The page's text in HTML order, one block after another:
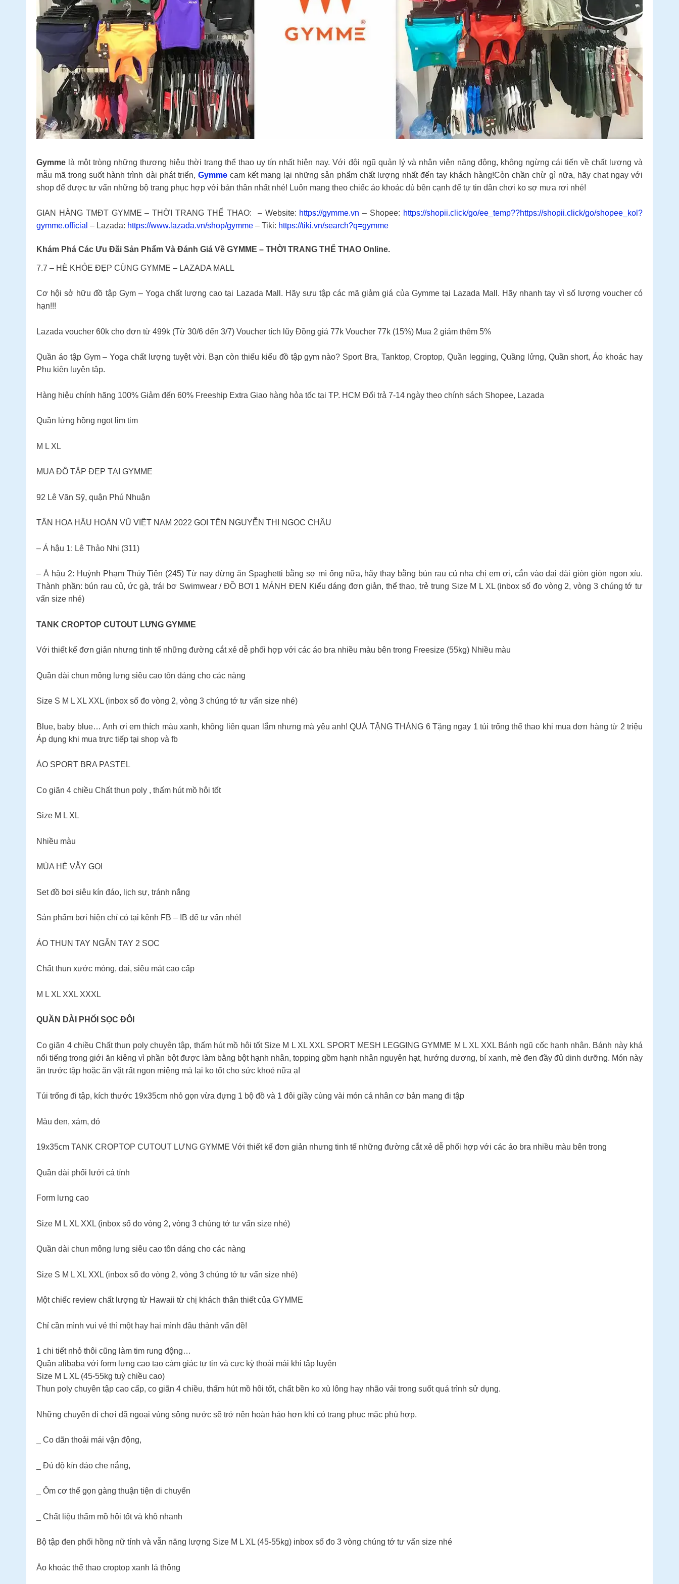
Gymme là một tròng những thương hiệu thời trang thể thao uy tín nhất hiện nay. Với đội ngũ quản lý và nhân viên năng động, không ngừng cái tiến về chất lượng và
mẫu mã trong suốt hành trình dài phát triển, Gymmecam kết mang lại những sản phẩm chất lượng nhất đến tay khách hàng!Còn chần chừ gì nữa, hãy chat ngay với
shop để được tư vấn những bộ trang phục hợp với bản thân nhất nhé! Luôn mang theo chiếc áo khoác dù bên cạnh để tự tin dân chơi ko sợ mưa rơi nhé!
GIAN HÀNG TMĐT GYMME – THỜI TRANG THỂ THAO: – Website: https://gymme.vn – Shopee: https://shopii.click/go/ee_temp??https://shopii.click/go/shopee_kol?
gymme.official – Lazada: https://www.lazada.vn/shop/gymme – Tiki: https://tiki.vn/search?q=gymme
Khám Phá Các Ưu Đãi Sản Phẩm Và Đánh Giá Về GYMME – THỜI TRANG THỂ THAO Online.
7.7 – HÈ KHỎE ĐẸP CÙNG GYMME – LAZADA MALL
Cơ hội sở hữu đồ tập Gym – Yoga chất lượng cao tại Lazada Mall. Hãy sưu tập các mã giảm giá của Gymme tại Lazada Mall. Hãy nhanh tay vì số lượng voucher có
hạn!!!
Lazada voucher 60k cho đơn từ 499k (Từ 30/6 đến 3/7) Voucher tích lũy Đồng giá 77k Voucher 77k (15%) Mua 2 giảm thêm 5%
Quần áo tập Gym – Yoga chất lượng tuyệt vời. Bạn còn thiếu kiểu đồ tập gym nào? Sport Bra, Tanktop, Croptop, Quần legging, Quầng lửng, Quần short, Áo khoác hay
Phụ kiện luyện tập.
Hàng hiệu chính hãng 100% Giảm đến 60% Freeship Extra Giao hàng hỏa tốc tại TP. HCM Đổi trả 7-14 ngày theo chính sách Shopee, Lazada
Quần lửng hồng ngọt lịm tim
M L XL
MUA ĐỒ TẬP ĐẸP TẠI GYMME
92 Lê Văn Sỹ, quận Phú Nhuận
TÂN HOA HẬU HOÀN VŨ VIỆT NAM 2022 GỌI TÊN NGUYỄN THỊ NGỌC CHÂU
– Á hậu 1: Lê Thảo Nhi (311)
– Á hậu 2: Huỳnh Phạm Thủy Tiên (245) Từ nay đừng ăn Spaghetti bằng sợ mì ống nữa, hãy thay bằng bún rau củ nha chị em ơi, cắn vào dai dài giòn giòn ngon xỉu.
Thành phần: bún rau củ, ức gà, trái bơ Swimwear / ĐỒ BƠI 1 MẢNH ĐEN Kiểu dáng đơn giản, thể thao, trẻ trung Size M L XL (inbox số đo vòng 2, vòng 3 chúng tớ tư
vấn size nhé)
TANK CROPTOP CUTOUT LƯNG GYMME
Với thiết kế đơn giản nhưng tinh tế những đường cắt xẻ dễ phối hợp với các áo bra nhiều màu bên trong Freesize (55kg) Nhiều màu
Quần dài chun mông lưng siêu cao tôn dáng cho các nàng
Size S M L XL XXL (inbox số đo vòng 2, vòng 3 chúng tớ tư vấn size nhé)
Blue, baby blue… Anh ơi em thích màu xanh, không liên quan lắm nhưng mà yêu anh! QUÀ TẶNG THÁNG 6 Tặng ngay 1 túi trống thể thao khi mua đơn hàng từ 2 triệu
Áp dụng khi mua trực tiếp tại shop và fb
ÁO SPORT BRA PASTEL
Co giãn 4 chiều Chất thun poly , thấm hút mồ hôi tốt
Size M L XL
Nhiều màu
MÙA HÈ VẪY GỌI
Set đồ bơi siêu kín đáo, lịch sự, tránh nắng
Sản phẩm bơi hiện chỉ có tại kênh FB – IB để tư vấn nhé!
ÁO THUN TAY NGẮN TAY 2 SỌC
Chất thun xước mỏng, dai, siêu mát cao cấp
M L XL XXL XXXL
QUẦN DÀI PHỐI SỌC ĐÔI
Co giãn 4 chiều Chất thun poly chuyên tập, thấm hút mồ hôi tốt Size M L XL XXL SPORT MESH LEGGING GYMME M L XL XXL Bánh ngũ cốc hạnh nhân. Bánh này khá
nổi tiếng trong giới ăn kiêng vì phần bột được làm bằng bột hạnh nhân, topping gồm hạnh nhân nguyên hạt, hướng dương, bí xanh, mè đen đầy đủ dinh dưỡng. Món này
ăn trước tập hoặc ăn vặt rất ngon miệng mà lại ko tốt cho sức khoẻ nữa ạ!
Túi trống đi tập, kích thước 19x35cm nhỏ gọn vừa đựng 1 bộ đồ và 1 đôi giầy cùng vài món cá nhân cơ bản mang đi tập
Màu đen, xám, đỏ
19x35cm TANK CROPTOP CUTOUT LƯNG GYMME Với thiết kế đơn giản nhưng tinh tế những đường cắt xẻ dễ phối hợp với các áo bra nhiều màu bên trong
Quần dài phối lưới cá tính
Form lưng cao
Size M L XL XXL (inbox số đo vòng 2, vòng 3 chúng tớ tư vấn size nhé)
Quần dài chun mông lưng siêu cao tôn dáng cho các nàng
Size S M L XL XXL (inbox số đo vòng 2, vòng 3 chúng tớ tư vấn size nhé)
Một chiếc review chất lượng từ Hawaii từ chị khách thân thiết của GYMME
Chỉ cần mình vui vẻ thì một hay hai mình đâu thành vấn đề!
1 chi tiết nhỏ thôi cũng làm tim rung động…
Quần alibaba với form lưng cao tạo cảm giác tự tin và cực kỳ thoải mái khi tập luyện
Size M L XL (45-55kg tuỳ chiều cao)
Thun poly chuyên tập cao cấp, co giãn 4 chiều, thấm hút mồ hôi tốt, chất bền ko xù lông hay nhão vải trong suốt quá trình sử dụng.
Những chuyến đi chơi dã ngoại vùng sông nước sẽ trở nên hoàn hảo hơn khi có trang phục mặc phù hợp.
_ Co dãn thoải mái vận động,
_ Đủ độ kín đáo che nắng,
_ Ôm cơ thể gọn gàng thuận tiện di chuyển
_ Chất liệu thấm mồ hôi tốt và khô nhanh
Bộ tập đen phối hồng nữ tính và vẫn năng lượng Size M L XL (45-55kg) inbox số đo 3 vòng chúng tớ tư vấn size nhé
Áo khoác thể thao croptop xanh lá thông